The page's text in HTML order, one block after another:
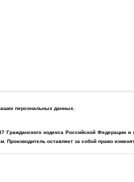
персональных данных.
кодекса Российской Федерации
оставляет за собой право